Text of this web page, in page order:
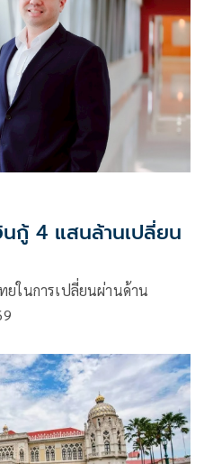
นกู้ 4 แสนล้านเปลี่ยน
ในการเปลี่ยนผ่านด้าน